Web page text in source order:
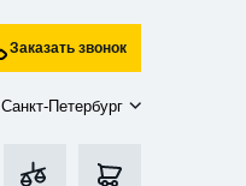
Заказать звонок
Санкт-Петербург